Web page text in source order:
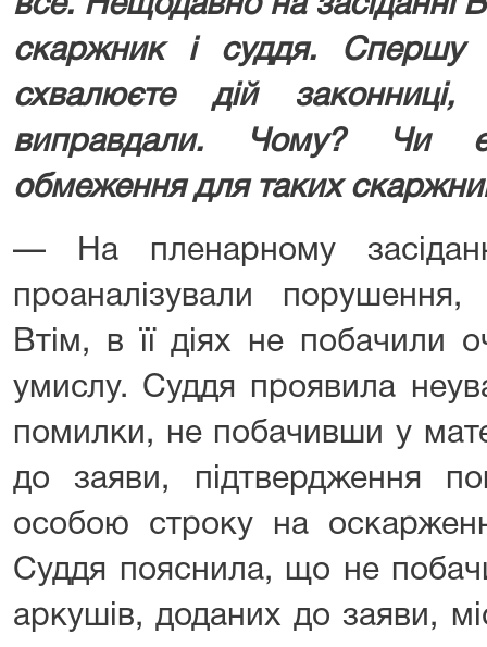
все. Нещодавно на засіданні
скаржник і суддя.
схвалюєте дій
виправдали. Чому? Чи є
обмеження для таких
— На пленарному
проаналізували
Втім, в її діях не побачили
умислу. Суддя проявила
помилки, не побачивши у
до заяви, підтвердження
особою строку на
Суддя пояснила, що не
аркушів, доданих до заяви,